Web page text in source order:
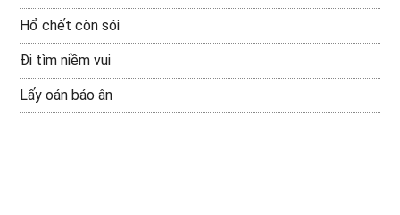
Hổ chết còn sói
Đi tìm niềm vui
Lấy oán báo ân